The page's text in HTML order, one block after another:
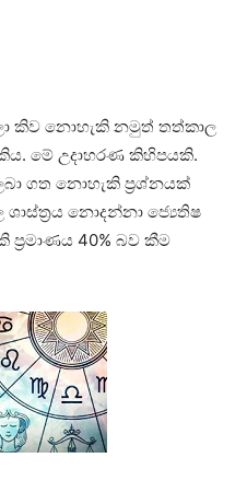
කිව නොහැකි නමුත් තත්කාල
මේ උදාහරණ කිහිපයකි.
ගත නොහැකි ප්‍රශ්නයක්‌
නොදන්නා ජ්‍යෙතිෂ
ප්‍රමාණය 40% බව කීම